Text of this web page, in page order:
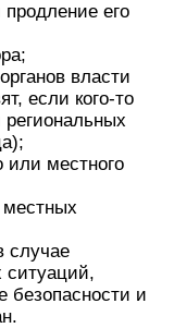
продление его
власти
если кого-то
или местного
случае
ситуаций,
безопасности и